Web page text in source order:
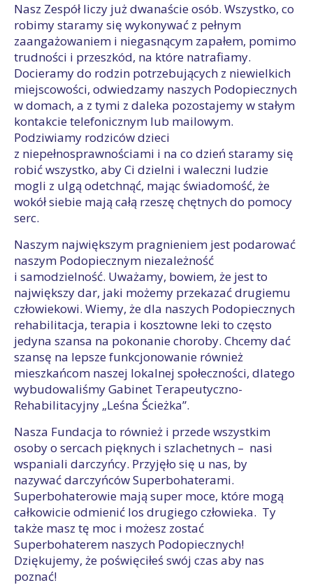
Nasz Zespół liczy już dwanaście osób. Wszystko, co
robimy staramy się wykonywać z pełnym
zaangażowaniem i niegasnącym zapałem, pomimo
trudności i przeszkód, na które natrafiamy.
Docieramy do rodzin potrzebujących z niewielkich
miejscowości, odwiedzamy naszych Podopiecznych
w domach, a z tymi z daleka pozostajemy w stałym
kontakcie telefonicznym lub mailowym.
Podziwiamy rodziców dzieci
z niepełnosprawnościami i na co dzień staramy się
robić wszystko, aby Ci dzielni i waleczni ludzie
mogli z ulgą odetchnąć, mając świadomość, że
wokół siebie mają całą rzeszę chętnych do pomocy
serc.
Naszym największym pragnieniem jest podarować
naszym Podopiecznym niezależność
i samodzielność. Uważamy, bowiem, że jest to
największy dar, jaki możemy przekazać drugiemu
człowiekowi. Wiemy, że dla naszych Podopiecznych
rehabilitacja, terapia i kosztowne leki to często
jedyna szansa na pokonanie choroby. Chcemy dać
szansę na lepsze funkcjonowanie również
mieszkańcom naszej lokalnej społeczności, dlatego
wybudowaliśmy Gabinet Terapeutyczno-
Rehabilitacyjny „Leśna Ścieżka”.
Nasza Fundacja to również i przede wszystkim
osoby o sercach pięknych i szlachetnych – nasi
wspaniali darczyńcy. Przyjęło się u nas, by
nazywać darczyńców Superbohaterami.
Superbohaterowie mają super moce, które mogą
całkowicie odmienić los drugiego człowieka. Ty
także masz tę moc i możesz zostać
Superbohaterem naszych Podopiecznych!
Dziękujemy, że poświęciłeś swój czas aby nas
poznać!